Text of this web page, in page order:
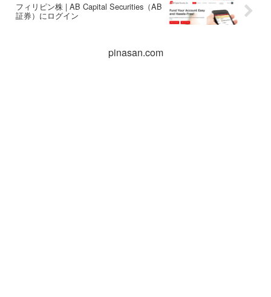
フィリピン株 | AB Capital Securities（AB
証券）にログイン
pinasan.com